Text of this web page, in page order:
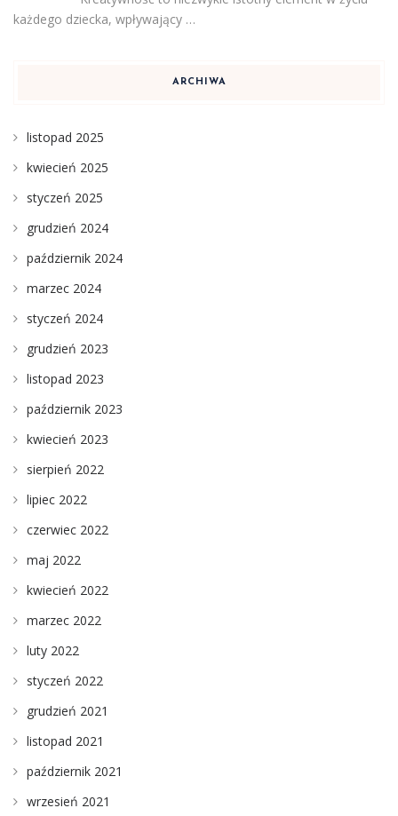
każdego dziecka, wpływający …
ARCHIWA
listopad 2025
kwiecień 2025
styczeń 2025
grudzień 2024
październik 2024
marzec 2024
styczeń 2024
grudzień 2023
listopad 2023
październik 2023
kwiecień 2023
sierpień 2022
lipiec 2022
czerwiec 2022
maj 2022
kwiecień 2022
marzec 2022
luty 2022
styczeń 2022
grudzień 2021
listopad 2021
październik 2021
wrzesień 2021